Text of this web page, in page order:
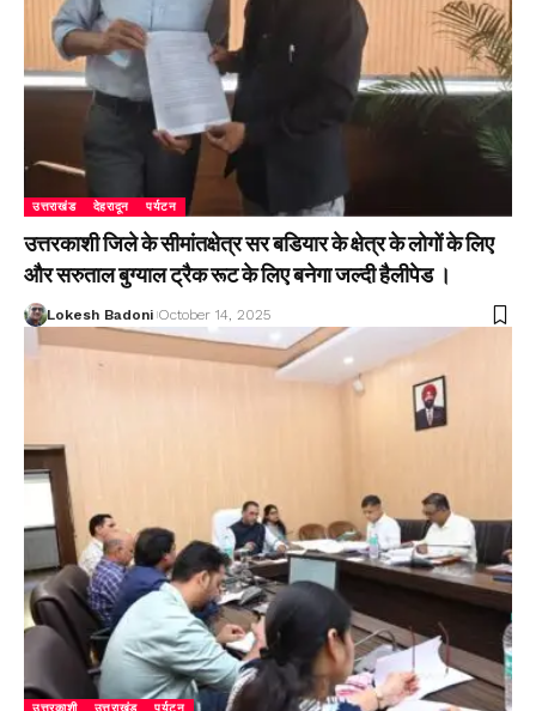
उत्तराखंड देहरादून पर्यटन
उत्तरकाशी जिले के सीमांतक्षेत्र सर बडियार के क्षेत्र के लोगों के लिए
और सरुताल बुग्याल ट्रैक रूट के लिए बनेगा जल्दी हैलीपेड ।
Lokesh Badoni October 14, 2025
उत्तरकाशी उत्तराखंड पर्यटन